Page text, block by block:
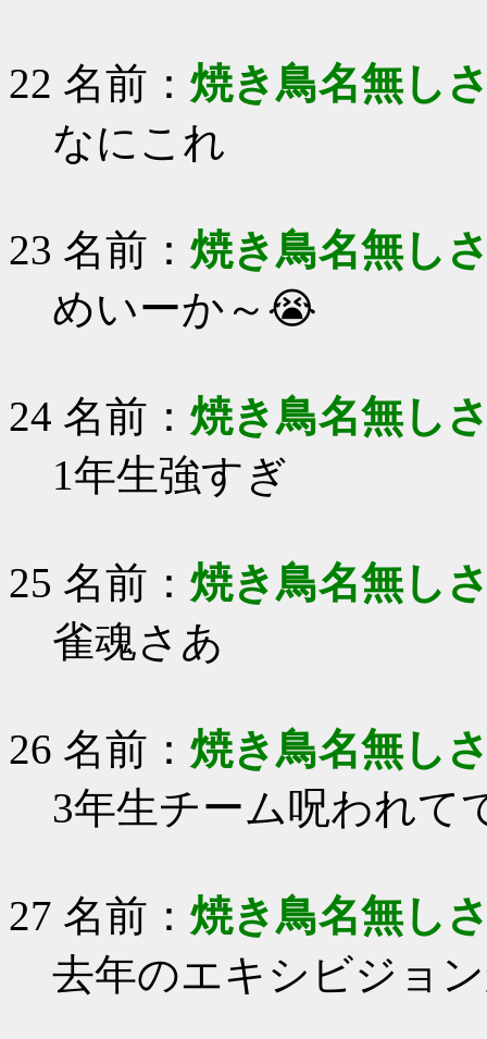
22 名前： 焼き鳥名無し
なにこれ
23 名前： 焼き鳥名無し
めいーか～😭
24 名前： 焼き鳥名無し
1年生強すぎ
25 名前： 焼き鳥名無し
雀魂さあ
26 名前： 焼き鳥名無し
3年生チーム呪われて
27 名前： 焼き鳥名無し
去年のエキシビジョ